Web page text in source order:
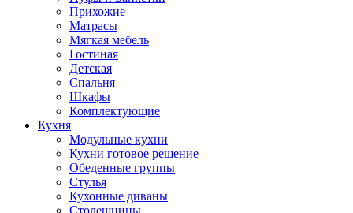
Прихожие
Матрасы
Мягкая мебель
Гостиная
Детская
Спальня
Шкафы
Комплектующие
Кухня
Модульные кухни
Кухни готовое решение
Обеденные группы
Стулья
Кухонные диваны
Столешницы